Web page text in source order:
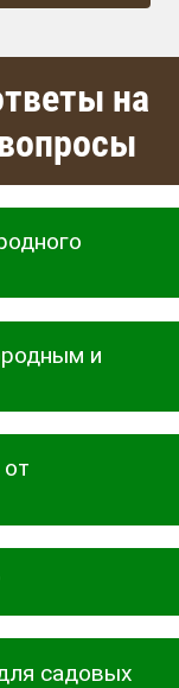
на
и
садовых